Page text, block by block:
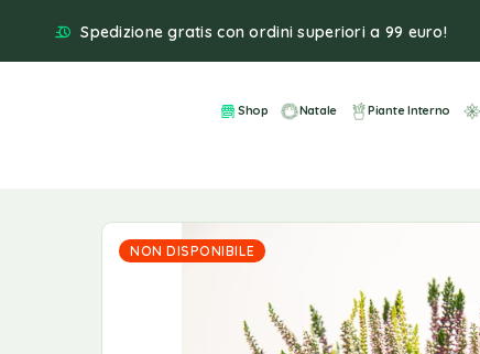
Spedizione gratis con ordini superiori a 99 euro!
Shop Natale Piante Interno
NON DISPONIBILE